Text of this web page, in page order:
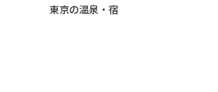
東京の温泉・宿